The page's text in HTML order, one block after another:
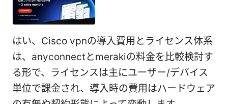
はい、Cisco vpnの導入費用とライセンス体系
は、anyconnectとmerakiの料金を比較検討す
る形で、ライセンスは主にユーザー/デバイス
単位で課金され、導入時の費用はハードウェア